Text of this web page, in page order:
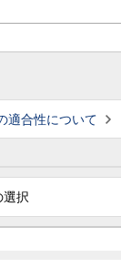
適合性について
選択